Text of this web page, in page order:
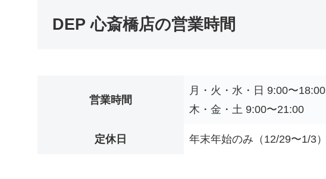
DEP 心斎橋店の営業時間
営業時間
月・火・水・日 9:00〜18:00
木・金・土 9:00〜21:00
定休日 年末年始のみ（12/29〜1/3）